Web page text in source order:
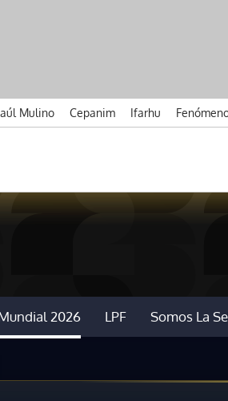
Mulino Cepanim Ifarhu
2026 LPF Somos La